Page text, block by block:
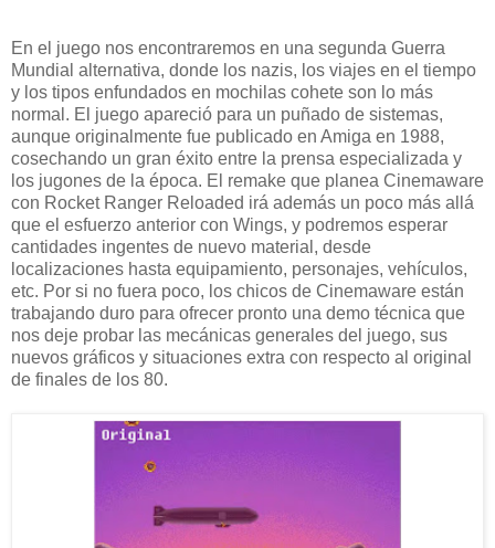
En el juego nos encontraremos en una segunda Guerra
Mundial alternativa, donde los nazis, los viajes en el tiempo
y los tipos enfundados en mochilas cohete son lo más
normal. El juego apareció para un puñado de sistemas,
aunque originalmente fue publicado en Amiga en 1988,
cosechando un gran éxito entre la prensa especializada y
los jugones de la época. El remake que planea Cinemaware
con Rocket Ranger Reloaded irá además un poco más allá
que el esfuerzo anterior con Wings, y podremos esperar
cantidades ingentes de nuevo material, desde
localizaciones hasta equipamiento, personajes, vehículos,
etc. Por si no fuera poco, los chicos de Cinemaware están
trabajando duro para ofrecer pronto una demo técnica que
nos deje probar las mecánicas generales del juego, sus
nuevos gráficos y situaciones extra con respecto al original
de finales de los 80.